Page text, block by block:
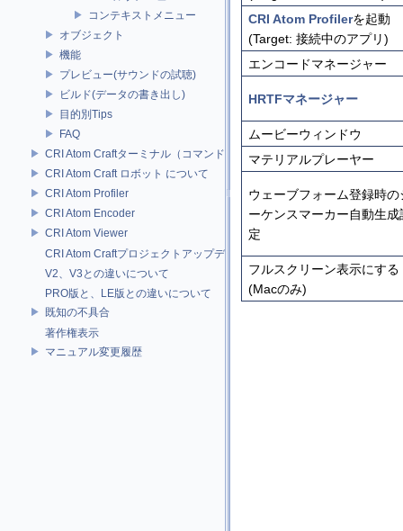
コンテキストメニュー
オブジェクト
機能
プレビュー(サウンドの試聴)
ビルド(データの書き出し)
目的別Tips
FAQ
CRI Atom Craftターミナル（コマンドライン）ビルドについて
CRI Atom Craft ロボット について
CRI Atom Profiler
CRI Atom Encoder
CRI Atom Viewer
CRI Atom Craftプロジェクトアップデータについて
V2、V3との違いについて
PRO版と、LE版との違いについて
既知の不具合
著作権表示
マニュアル変更履歴
CRI Atom Profilerを起動
(Target: 接続中のアプリ)
エンコードマネージャー
HRTFマネージャー
ムービーウィンドウ
マテリアルプレーヤー
ウェーブフォーム登録時の
ーケンスマーカー自動生成
定
フルスクリーン表示にする
(Macのみ)